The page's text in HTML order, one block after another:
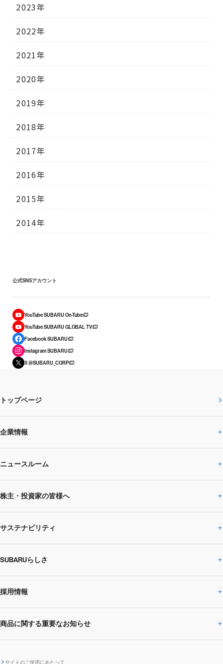
2023年
2022年
2021年
2020年
2019年
2018年
2017年
2016年
2015年
2014年
公式SNSアカウント
YouTube SUBARU On-Tube
YouTube SUBARU GLOBAL TV
Facebook SUBARU
Instagram SUBARU
X @SUBARU_CORP
トップページ
企業情報
企業情報トップ
SUBARUのありたい姿
SUBARU 2025方針
事業所・関係会社
ニュースルーム
ニュースルームトップ
ニュースリリース
閉じる
株主・投資家の皆様へ
株主・投資家の皆様へトップ
企業・経営
IRライブラリー
株主・投資家サポート
IRカレンダー
サステナビリティ
サステナビリティトップ
CEOサステナビリティ
環境
ガバナンス
SUBARUらしさ
SUBARUらしさトップ
SUBARUびと
SUBARUデザイン
採用情報
採用情報トップ
商品に関する重要なお知らせ
サイトのご使用にあたって